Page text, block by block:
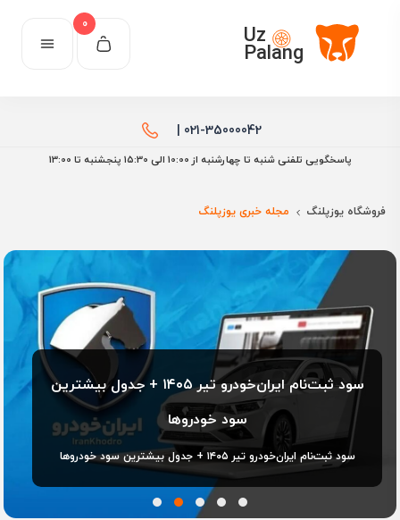
Uz
Palang
0
021-35000042 |
پاسخگویی تلفنی شنبه تا چهارشنبه از 10:00 الی ۱۵:30 پنجشنبه تا 13:00
فروشگاه یوزپلنگ مجله خبری یوزپلنگ
سود ثبت‌نام ایران‌خودرو تیر ۱۴۰۵ + جدول بیشترین
سود خودروها
سود ثبت‌نام ایران‌خودرو تیر ۱۴۰۵ + جدول بیشترین سود خودروها